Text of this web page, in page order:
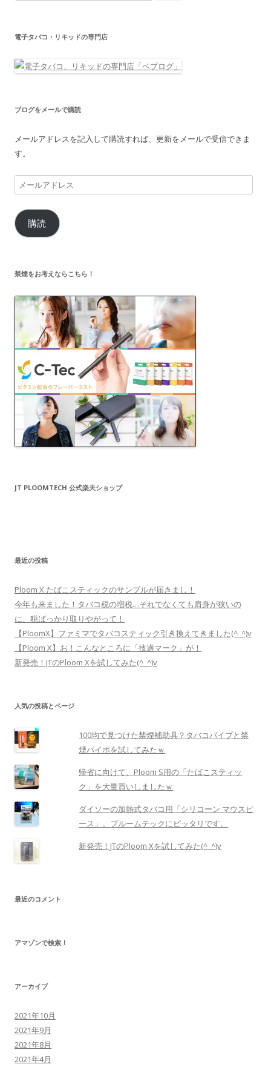
索:
電子タバコ・リキッドの専門店
ブログをメールで購読
メールアドレスを記入して購読すれば、更新をメールで受信できま
す。
メ
ー
ル
ア
ス
購読
禁煙をお考えならこちら！
JT PLOOMTECH 公式楽天ショップ
最近の投稿
Ploom X たばこスティックのサンプルが届きまし！
今年も来ました！タバコ税の増税…それでなくても肩身が狭いの
に、税ばっかり取りやがって！
【PloomX】ファミマでタバコスティック引き換えてきました(^_^)v
【Ploom X】お！こんなところに「技適マーク」が！
新発売！JTのPloom Xを試してみた(^_^)v
人気の投稿とページ
100均で見つけた禁煙補助具？タバコパイプと禁
煙パイポを試してみたｗ
帰省に向けて、Ploom S用の「たばこスティッ
ク」を大量買いしましたｗ
ダイソーの加熱式タバコ用「シリコーン マウスピ
ース」。プルームテックにピッタリです。
新発売！JTのPloom Xを試してみた(^_^)v
最近のコメント
アマゾンで検索！
アーカイブ
2021年10月
2021年9月
2021年8月
2021年4月